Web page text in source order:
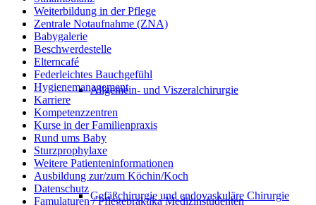
Allgemein- und Viszeralchirurgie
Gefäßchirurgie und endovaskuläre Chirurgie
Weiterbildung in der Pflege
Zentrale Notaufnahme (ZNA)
Babygalerie
Beschwerdestelle
Elterncafé
Federleichtes Bauchgefühl
Hygienemanagement
Karriere
Kompetenzzentren
Kurse in der Familienpraxis
Rund ums Baby
Sturzprophylaxe
Weitere Patienteninformationen
Ausbildung zur/zum Köchin/Koch
Datenschutz
Famulaturen / Pflegepraktika Medizinstudenten